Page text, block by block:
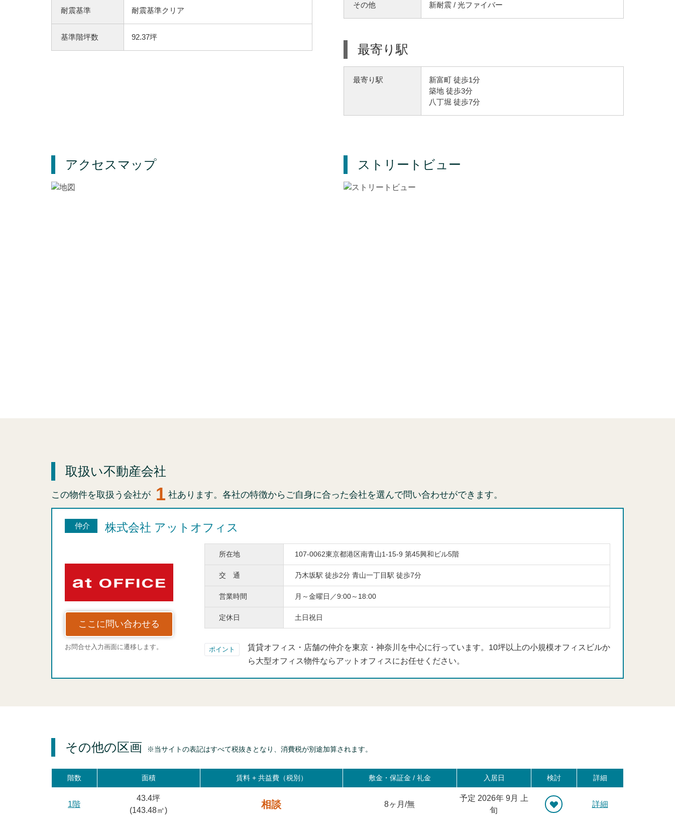
耐震基準 耐震基準クリア
基準階坪数 92.37坪
その他 新耐震 / 光ファイバー
最寄り駅
最寄り駅 新富町 徒歩1分
築地 徒歩3分
八丁堀 徒歩7分
アクセスマップ ストリートビュー
取扱い不動産会社
この物件を取扱う会社が 1 社あります。各社の特徴からご自身に合った会社を選んで問い合わせができます。
仲介 株式会社 アットオフィス
ここに問い合わせる
お問合せ入力画面に遷移します。
所在地 107-0062東京都港区南青山1-15-9 第45興和ビル5階
交 通 乃木坂駅 徒歩2分 青山一丁目駅 徒歩7分
営業時間 月～金曜日／9:00～18:00
定休日 土日祝日
ポイント 賃貸オフィス・店舗の仲介を東京・神奈川を中心に行っています。10坪以上の小規模オフィスビルか
ら大型オフィス物件ならアットオフィスにお任せください。
その他の区画 ※当サイトの表記はすべて税抜きとなり、消費税が別途加算されます。
階数 面積 賃料 +共益費（税別） 敷金・保証金 / 礼金 入居日 検討 詳細
1階
43.4坪
(143.48㎡)
相談 8ヶ月/無
予定 2026年 9月 上
旬
詳細